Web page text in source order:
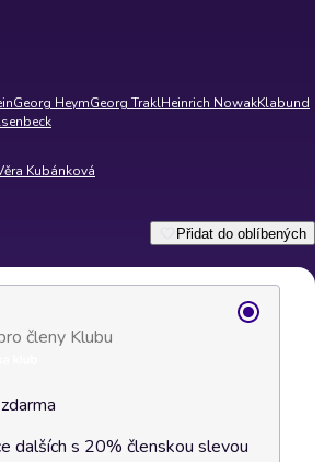
Georg HeymGeorg TraklHeinrich NowakKlabund
Kubánková
Přidat do oblíbených
členy Klubu
dalších s 20% členskou slevou